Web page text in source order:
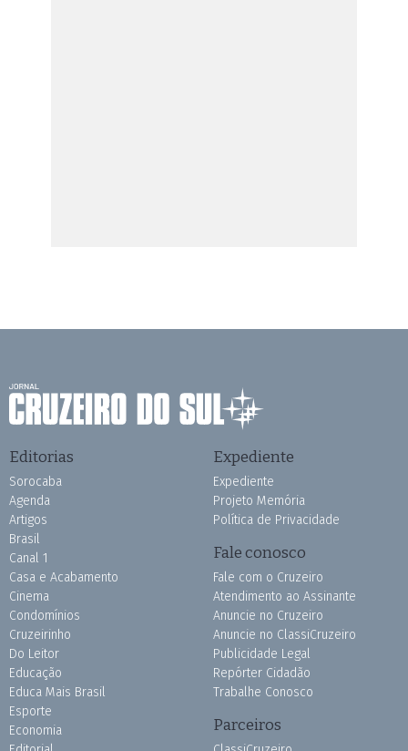
Editorias
Sorocaba
Agenda
Artigos
Brasil
Canal 1
Casa e Acabamento
Cinema
Condomínios
Cruzeirinho
Do Leitor
Educação
Educa Mais Brasil
Esporte
Economia
Expediente
Expediente
Projeto Memória
Política de Privacidade
Fale conosco
Fale com o Cruzeiro
Atendimento ao Assinante
Anuncie no Cruzeiro
Anuncie no ClassiCruzeiro
Publicidade Legal
Repórter Cidadão
Trabalhe Conosco
Parceiros